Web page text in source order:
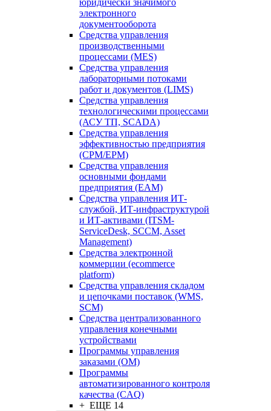
электронного
документооборота
Средства управления
производственными
процессами (MES)
Средства управления
лабораторными потоками
работ и документов (LIMS)
Средства управления
технологическими процессами
(АСУ ТП, SCADA)
Средства управления
эффективностью предприятия
(CPM/EPM)
Средства управления
основными фондами
предприятия (EAM)
Средства управления ИТ-
службой, ИТ-инфраструктурой
и ИТ-активами (ITSM-
ServiceDesk, SCCM, Asset
Management)
Средства электронной
коммерции (ecommerce
platform)
Средства управления складом
и цепочками поставок (WMS,
SCM)
Средства централизованного
управления конечными
устройствами
Программы управления
заказами (OM)
Программы
автоматизированного контроля
качества (CAQ)
+ ЕЩЕ 14